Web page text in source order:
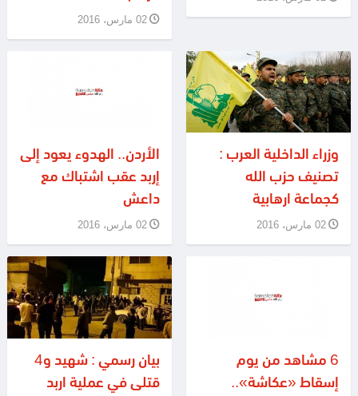
02 مارس، 2016
وزراء الداخلية العرب :
تصنيف حزب الله
كجماعة ارهابية
02 مارس، 2016
الأردن.. الهدوء يعود إلى
إربد عقب اشتباك مع
داعش
02 مارس، 2016
6 مشاهد من يوم
إسقاط «عكاشة»..
بيان رسمي : شهيد و4
قتلى في عملية اربد